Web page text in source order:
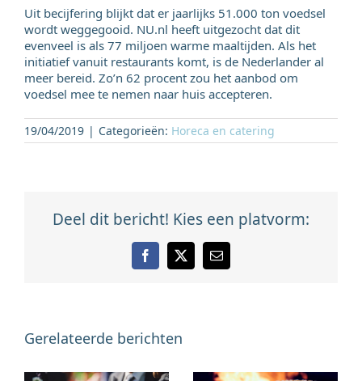
Uit becijfering blijkt dat er jaarlijks 51.000 ton voedsel
wordt weggegooid. NU.nl heeft uitgezocht dat dit
evenveel is als 77 miljoen warme maaltijden. Als het
initiatief vanuit restaurants komt, is de Nederlander al
meer bereid. Zo’n 62 procent zou het aanbod om
voedsel mee te nemen naar huis accepteren.
19/04/2019 | Categorieën: Horeca en catering
Deel dit bericht! Kies een platvorm:
Facebook
X
E-
Gerelateerde berichten